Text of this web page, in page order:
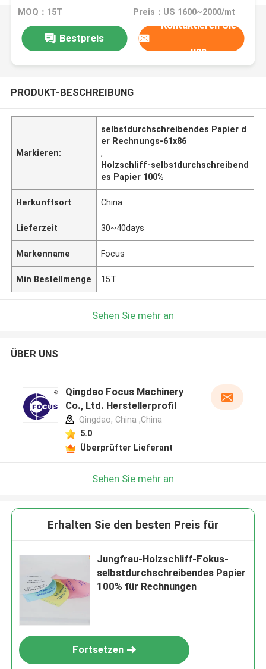
Rechnungen
MOQ：15T Preis：US 1600~2000/mt
Bestpreis
Kontaktieren Sie
uns
PRODUKT-BESCHREIBUNG
Markieren:
selbstdurchschreibendes Papier d
er Rechnungs-61x86
,
Holzschliff-selbstdurchschreibend
es Papier 100%
Herkunftsort China
Lieferzeit 30~40days
Markenname Focus
Min Bestellmenge 15T
Sehen Sie mehr an
ÜBER UNS
Qingdao Focus Machinery
Co., Ltd. Herstellerprofil
Qingdao, China ,China
5.0
Überprüfter Lieferant
Sehen Sie mehr an
Erhalten Sie den besten Preis für
Jungfrau-Holzschliff-Fokus-
selbstdurchschreibendes Papier
100% für Rechnungen
Fortsetzen